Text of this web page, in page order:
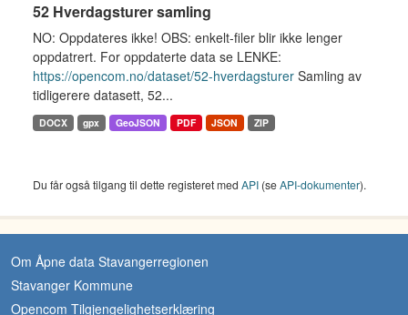
52 Hverdagsturer samling
NO: Oppdateres ikke! OBS: enkelt-filer blir ikke lenger
oppdatrert. For oppdaterte data se LENKE:
https://opencom.no/dataset/52-hverdagsturer Samling av
tidligerere datasett, 52...
DOCX gpx GeoJSON PDF JSON ZIP
Du får også tilgang til dette registeret med API (seAPI-dokumenter).
Om Åpne data Stavangerregionen
Stavanger Kommune
Opencom Tilgjengelighetserklæring